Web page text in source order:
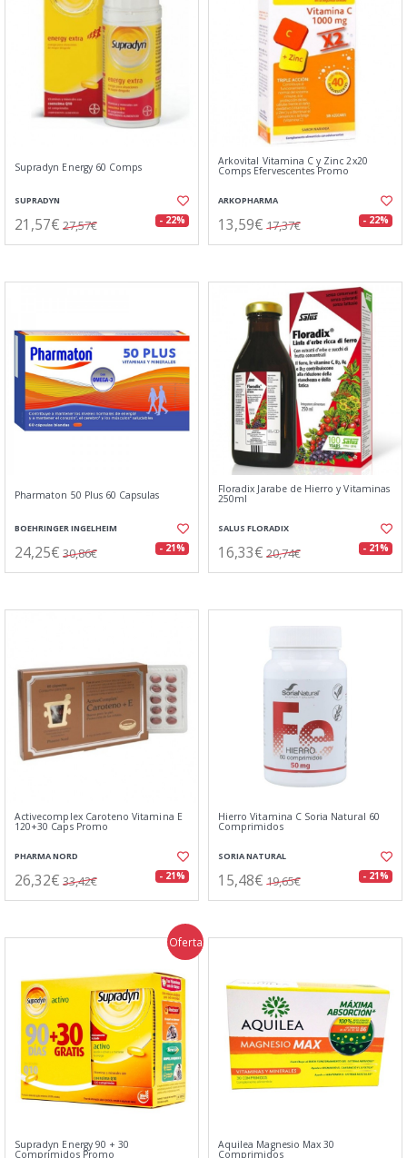
Supradyn Energy 60 Comps
SUPRADYN
21,57€ 27,57€ - 22%
Arkovital Vitamina C y Zinc 2x20
Comps Efervescentes Promo
ARKOPHARMA
13,59€ 17,37€ - 22%
Pharmaton 50 Plus 60 Capsulas
BOEHRINGER INGELHEIM
24,25€ 30,86€ - 21%
Floradix Jarabe de Hierro y Vitaminas
250ml
SALUS FLORADIX
16,33€ 20,74€ - 21%
Activecomplex Caroteno Vitamina E
120+30 Caps Promo
PHARMA NORD
26,32€ 33,42€ - 21%
Hierro Vitamina C Soria Natural 60
Comprimidos
SORIA NATURAL
15,48€ 19,65€ - 21%
Oferta
Supradyn Energy 90 + 30
Comprimidos Promo
Aquilea Magnesio Max 30
Comprimidos